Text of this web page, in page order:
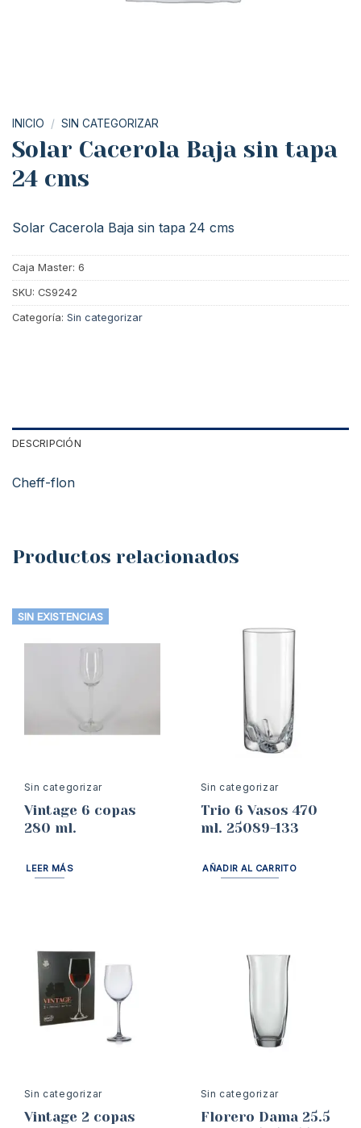
INICIO / SIN CATEGORIZAR
Solar Cacerola Baja sin tapa
24 cms
Solar Cacerola Baja sin tapa 24 cms
Caja Master: 6
SKU: CS9242
Categoría: Sin categorizar
DESCRIPCIÓN
Cheff-flon
Productos relacionados
SIN EXISTENCIAS
Sin categorizar
Vintage 6 copas
280 ml.
LEER MÁS
Sin categorizar
Trio 6 Vasos 470
ml. 25089-133
AÑADIR AL CARRITO
Sin categorizar
Vintage 2 copas
Sin categorizar
Florero Dama 25.5